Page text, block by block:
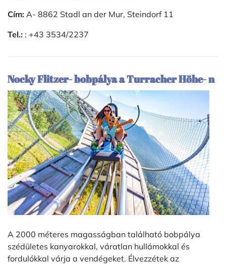
Cím: A- 8862 Stadl an der Mur, Steindorf 11
Tel.: : +43 3534/2237
Nocky Flitzer- bobpálya a Turracher Höhe- n
A 2000 méteres magasságban található bobpálya
szédületes kanyarokkal, váratlan hullámokkal és
fordulókkal várja a vendégeket. Élvezzétek az